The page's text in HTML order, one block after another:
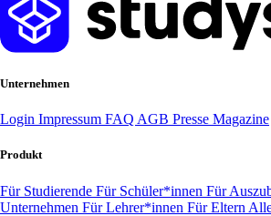
Unternehmen
Login Impressum FAQ AGB Presse Magazine
Produkt
Für Studierende Für Schüler*innen Für
Unternehmen Für Lehrer*innen Für Eltern